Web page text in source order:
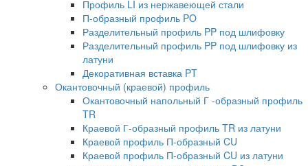
Профиль LI из нержавеющей стали
П-образный профиль PO
Разделительный профиль PP под шлифовку
Разделительный профиль PP под шлифовку из
латуни
Декоративная вставка PT
Окантовочный (краевой) профиль
Окантовочный напольный Г -образный профиль
TR
Краевой Г-образный профиль TR из латуни
Краевой профиль П-образный CU
Краевой профиль П-образный CU из латуни